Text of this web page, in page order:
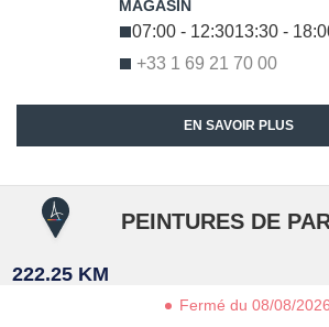
+33 1 69 21 70 00
07:00 - 12:3013:30 -
EN SAVOIR PLUS
222.25 KM
PEINTURES DE
Fermé du 08/08/